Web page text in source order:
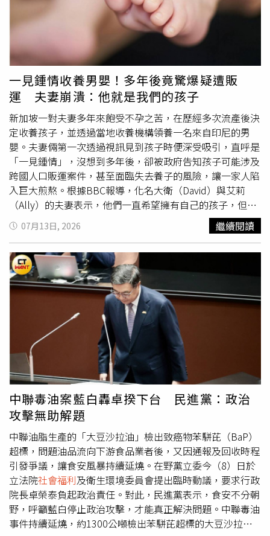
德表示，政府鼓勵生育，推動「0到6歲國家一起養」政策。
由家長自己帶的孩童，政府每月給予育兒津貼第一胎5,000
元、第二胎6,000元、第三胎7,000元。0到2歲選擇公共化托
育，政府補助第一胎每個月7,000元、第二胎8,000元、第三
胎9,000元；送托準公共服務的家庭，每月可獲得補助第一
胎1萬3,000元、第二胎1萬4,000元、第三胎1萬5,000元，
鼓勵家長投入就業市場。至於2到6歲幼兒就學補助，公立幼
兒園第一胎每月只需負擔1,000元；非營利幼兒園第一胎每
月負擔2,000元、第二胎1,000元；若就讀準公共化幼兒園，
第一胎家長每月只要負擔3,000元、第二胎2,000元、第三胎
1,000元，其他費用都由政府負擔。政府每年編列約1,200億
元，幫助減輕年輕夫婦育兒負擔。第三，賴清德說，政府推
出「0到18歲成長津貼」。中央政府給予18歲以下每個孩子
每月5,000元，每年共可領6萬元、18年共可領108萬元。其
中，在孩子0到6歲期間，每月的5,000元全數交由家長使
用，並與「0到6歲國家一起養2.0」政策疊加實施。而在6到
18歲期間，每月津貼的一半由家長用來照顧孩子，另外
2,500元由政府存入專戶，12年期間共計存入36萬元本金，
並至少保有二年期定存利率的利息保障，如果專戶操作有收
益，也能一併計入，待孩子年滿18歲即可領出。賴清德說，
他在萬里出生、長大，就學期間看見有同學家中發生變故，
必須提早進工廠工作、無法繼續升學，或就讀高職夜間部，
白天仍需上班。因此，他認為臺灣經濟發展好，未來應避免
這樣的情形發生，在擔任總統之後即推動高中職全面免學
費、私立大專校院學生學雜費補助，每年補助私立大專校院
學生3萬5,000元，並另外提供經濟弱勢學生每年1萬5,000元
到2萬元的補助。不論孩子出生在哪一個家庭，政府都有責
任幫助任何想讀書的孩子有書可讀；孩子透過教育取得專業
知識，改善個人生活，個人生活好，國家社會也會跟著好。
最後，賴清德提到，針對國民年金及老農津貼，從今年7月
起，每人每月可以分別領取5千元及1萬元。並強調，人民是
國家的主人，在經濟進步，稅收增加的情況下，政府會將增
加的稅收用於照顧人民，期盼與國人繼續共同打拚。
金」、「老農津貼」及「農業保險」，讓農民在工作期間及
退休後都能獲得保障，遭遇颱風等天然災害時亦能獲得補助
等，以制度化方式保障農民權益。賴清德進一步指出，農業
攸關糧食安全，對國家發展至關重要，因此政府義不容辭、
有責任照顧農民。除了建立制度鼓勵青年投入農業，行政院
也從今年7月起調升國民年金及老農津貼，每人每月可以分
別領取5千元及1萬元。賴清德強調，臺灣經濟進步，政府應
將增加的稅收用於照顧人民，尤其農民對臺灣貢獻良多，不
僅維護糧食安全，也長期支持工商業發展，因此，在工商業
與科技產業發展有成之後，他也期盼大家可以回頭支持傳統
產業，帶動經濟持續發展，讓農民獲得更完善的照顧。
一見鍾情收養男嬰！多年後竟驚爆疑遭販
運 夫妻崩潰：他就是我們的孩子
新加坡一對夫妻多年來飽受不孕之苦，在歷經多次流產後決
定收養孩子，並透過當地收養機構領養一名來自印尼的男
嬰。夫妻倆第一次透過視訊見到孩子時便深受吸引，直呼是
「一見鍾情」，沒想到多年後，卻被政府告知孩子可能涉及
跨國人口販運案件，甚至面臨失去養子的風險，讓一家人陷
入巨大煎熬。根據BBC報導，化名大衛（David）與艾莉
（Ally）的夫妻表示，他們一直希望擁有自己的孩子，但妻
子接連歷經數次流產，最終決定收養。由於新加坡本地收養
名額有限，等待時間漫長，一家收養機構甚至告知他們排隊
序號高達142號，因此夫妻決定尋求海外收養，並選擇專門
安排印尼嬰兒收養的新加坡機構。不久後，夫妻透過收養機
構安排的視訊，看見一名躺在鏡頭前的男嬰。大衛回憶，孩
子對著鏡頭露出笑容，當下兩人就深深被吸引，「對我來
說，那就是一見鍾情。」夫妻依照程序支付數萬新加坡元，
費用包含收養服務、法律程序、照顧孩子的相關支出，以及
提供給親生父母的一筆補助金。幾個月後，男嬰順利來到新
加坡，夫妻正式將孩子抱進懷裡，當時既緊張又興奮，彼此
對望後都知道，「就是他了，我們真正的孩子來了。」孩子
完成收養程序後，夫妻接著替他申請新加坡國籍，原本以為
只是例行程序，沒想到卻接到政府通知，表示男童可能是跨
國人口販運案件中的受害者，因此國籍申請被暫停，這項消
息瞬間擊碎一家人的幸福生活。大衛表示，自己當場情緒潰
堤，不解政府既然已完成層層審查，為何如今才發現問題，
「你們不是已經完成所有查核了嗎？我們完全按照法律程序
收養，為什麼現在才告訴我們？」BBC調查指出，近年至少
有20名印尼嬰兒疑似遭人口販運後送往新加坡供人收養，目
前印尼西爪哇已有19人因此遭到起訴，涉嫌以非法方式購買
嬰兒、偽造出生證明及收養文件，再安排跨國收養，藉此獲
取龐大利益。檢方指出，整起案件主嫌為印尼女子Lie Siu
07月13日, 2026 繼續閱讀
中聯毒油案藍白轟卓揆下台 民進黨：政治
攻擊無助解題
中聯油脂生產的「大豆沙拉油」檢出致癌物苯駢芘（BaP）
超標，問題油品流向下游食品業者後，又因通報及回收時程
引發爭議，讓食安風暴持續延燒。在野黨立委今（8）日於
立法院社會福利及衛生環境委員會提出臨時動議，要求行政
院長卓榮泰負起政治責任。對此，民進黨表示，食安不分朝
野，呼籲藍白停止政治攻擊，才能真正解決問題。中聯毒油
事件持續延燒，約1300公噸檢出苯駢芘超標的大豆沙拉